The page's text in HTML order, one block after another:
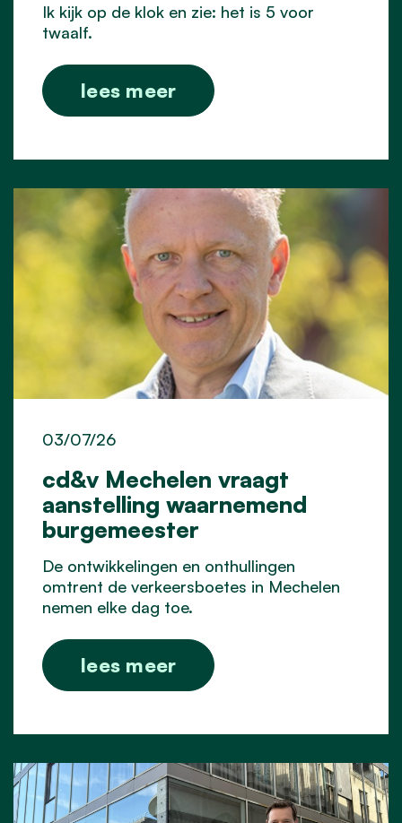
Ik kijk op de klok en zie: het is 5 voor
twaalf.
lees meer
cd&v Mechelen vraagt
aanstelling waarnemend
burgemeester
03/07/26
De ontwikkelingen en onthullingen
omtrent de verkeersboetes in Mechelen
nemen elke dag toe.
lees meer